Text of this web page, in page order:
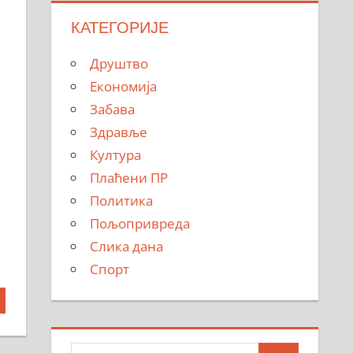
КАТЕГОРИЈЕ
Друштво
Економија
Забава
Здравље
Култура
Плаћени ПР
Политика
Пољопривреда
Слика дана
Спорт